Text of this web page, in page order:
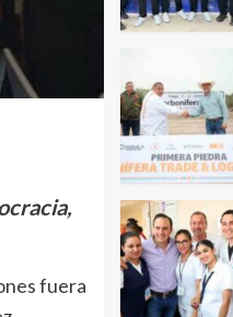
fuera